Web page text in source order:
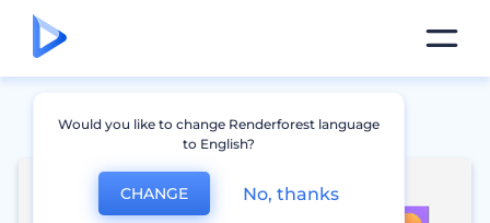
Would you like to change Renderforest language
to English?
CHANGE No, thanks